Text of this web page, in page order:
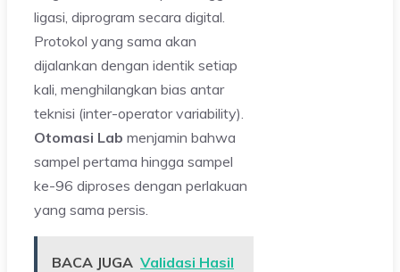
ligasi, diprogram secara digital.
Protokol yang sama akan
dijalankan dengan identik setiap
kali, menghilangkan bias antar
teknisi (inter-operator variability).
Otomasi Lab menjamin bahwa
sampel pertama hingga sampel
ke-96 diproses dengan perlakuan
yang sama persis.
BACA JUGA Validasi Hasil